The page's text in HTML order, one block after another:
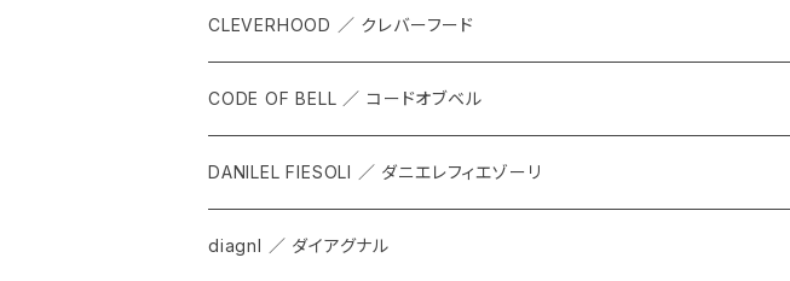
SACOCHE
ACCESSORY
RIDE ACCESORRIES
CLEVERHOOD ／ クレバーフード
CODE OF BELL ／ コードオブベル
DANILEL FIESOLI ／ ダニエレフィエゾーリ
diagnl ／ ダイアグナル